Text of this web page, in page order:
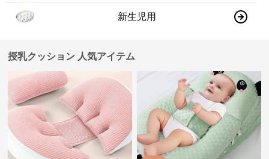
新生児用
授乳クッション 人気アイテム